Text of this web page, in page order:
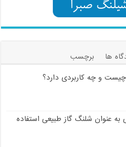
ها
برچسب
و چه کاربردی دارد؟
عنوان شلنگ گاز طبیعی استفاده